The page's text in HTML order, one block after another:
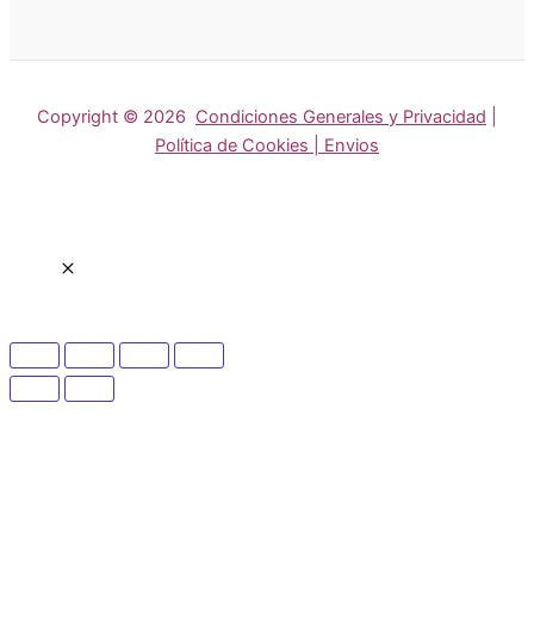
Copyright © 2026 Condiciones Generales y Privacidad
Política de Cookies | Envios